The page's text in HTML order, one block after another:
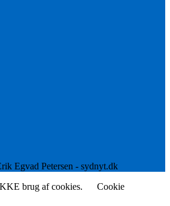
Egvad Petersen - sydnyt.dk
brug af cookies.
Cookie